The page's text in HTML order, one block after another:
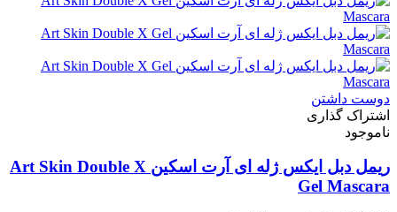
دوست داشتن
اشتراک گذاری
ناموجود
ریمل دبل ایکس ژله ای آرت اسکین Art Skin Double X
Gel Mascara